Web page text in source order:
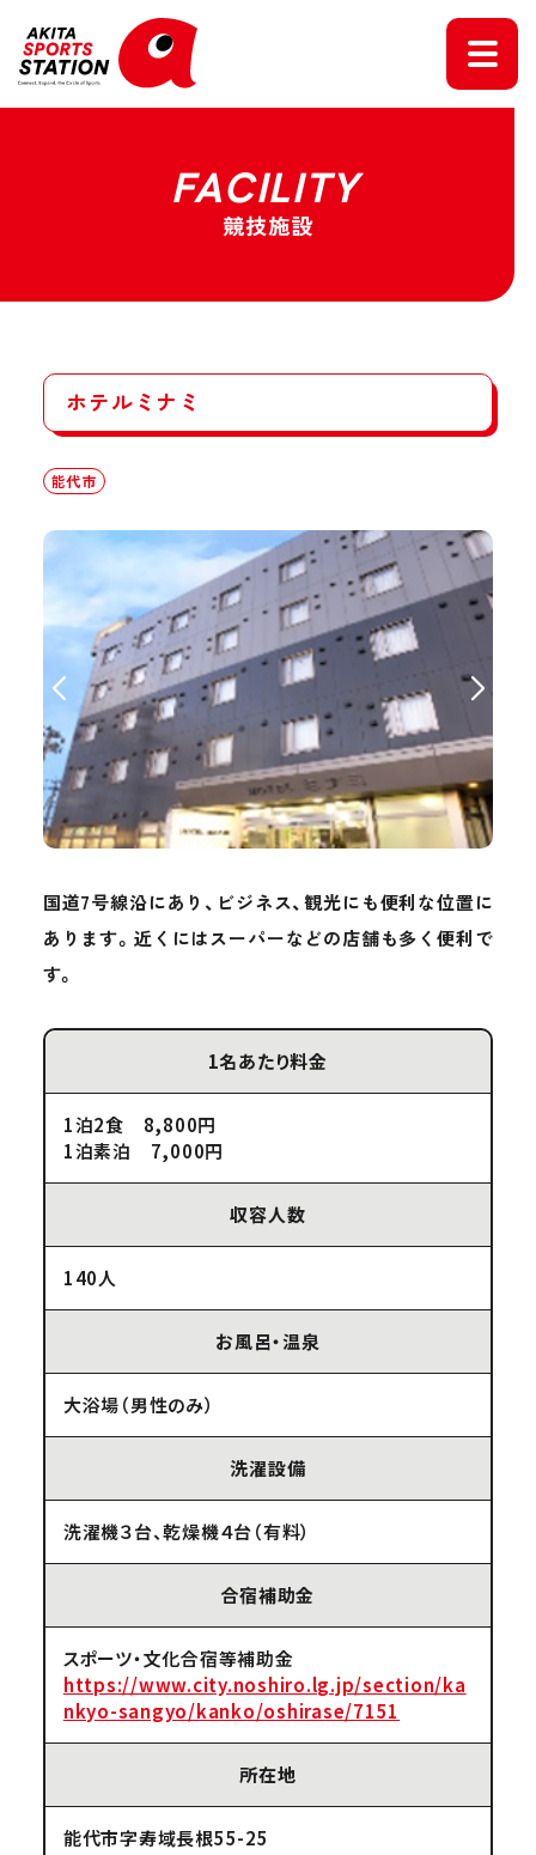
FACILITY
競技施設
ホテルミナミ
能代市
国道7号線沿にあり、ビジネス、観光にも便利な位置に
あります。近くにはスーパーなどの店舗も多く便利で
す。
1名あたり料金
1泊2食 8,800円
1泊素泊 7,000円
収容人数
140人
お風呂・温泉
大浴場（男性のみ）
洗濯設備
洗濯機３台、乾燥機４台（有料）
合宿補助金
スポーツ・文化合宿等補助金
https://www.city.noshiro.lg.jp/section/ka
nkyo-sangyo/kanko/oshirase/7151
所在地
能代市字寿域長根55-25